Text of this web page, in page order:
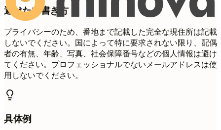
避けたい書き方
プライバシーのため、番地まで記載した完全な現住所は記載
しないでください。国によって特に要求されない限り、配偶
者の有無、年齢、写真、社会保障番号などの個人情報は避け
てください。プロフェッショナルでないメールアドレスは使
用しないでください。
具体例